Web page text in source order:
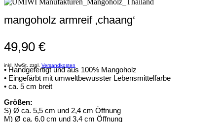
mangoholz armreif ‚chaang‘
49,90 €
inkl. MwSt. zzgl. Versandkosten
• Handgefertigt und aus 100% Mangoholz
• Eingefärbt mit umweltbewusster Lebensmittelfarbe
• ca. 5 cm breit
Größen:
S) Ø ca. 5,5 cm und 2,4 cm Öffnung
M) Ø ca. 6,0 cm und 3,4 cm Öffnung